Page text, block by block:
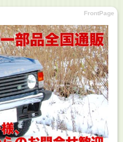
FrontPage